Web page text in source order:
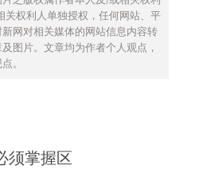
关权利人单独授权，任何网站、平
网对相关媒体的网站信息内容转
图片。文章均为作者个人观点，
。
须掌握区